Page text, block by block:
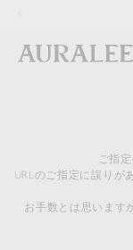
ご指
URLのご指定に誤りが
お手数とは思います